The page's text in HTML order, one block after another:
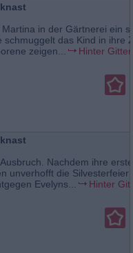
in der Gärtnerei ein
schmuggelt das Kind in ihre
zeigen...
Hinter
Nachdem ihre
unverhofft die Silvesterfeier
Evelyns...
Hinter